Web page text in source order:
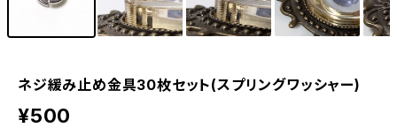
ネジ緩み止め金具30枚セット(スプリングワッシャー)
¥500